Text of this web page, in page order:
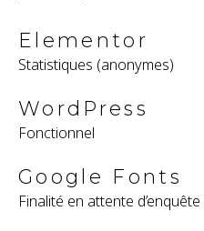
Elementor
Statistiques (anonymes)
WordPress
Fonctionnel
Google Fonts
Finalité en attente d’enquête